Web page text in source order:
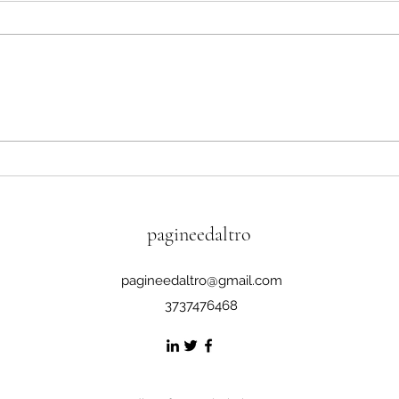
nei
pagineedaltro
3737476468
pagineedaltro@gmail.com